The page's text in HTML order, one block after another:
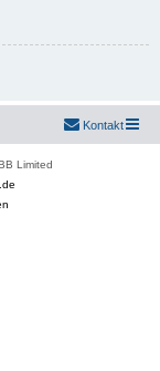
Kontakt
Limited